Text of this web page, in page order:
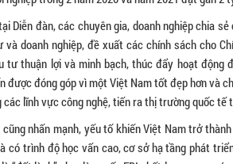
Diễn đàn, các chuyên gia, doanh nghiệp chia
và doanh nghiệp, đề xuất các chính sách cho
tư thuận lợi và minh bạch, thúc đẩy hoạt động
được đóng góp vì một Việt Nam tốt đẹp hơn và
các lĩnh vực công nghệ, tiến ra thị trường quốc tế
cũng nhấn mạnh, yếu tố khiến Việt Nam trở
có trình độ học vấn cao, cơ sở hạ tầng phát